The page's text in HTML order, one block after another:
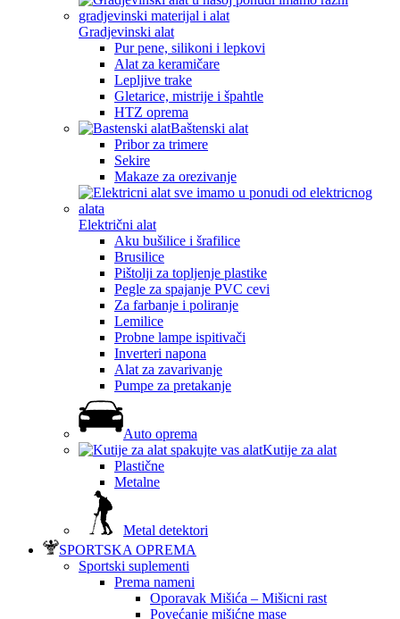
Gradjevinski alat
Pur pene, silikoni i lepkovi
Alat za keramičare
Lepljive trake
Gletarice, mistrije i špahtle
HTZ oprema
Baštenski alat
Pribor za trimere
Sekire
Makaze za orezivanje
Električni alat
Aku bušilice i šrafilice
Brusilice
Pištolji za topljenje plastike
Pegle za spajanje PVC cevi
Za farbanje i poliranje
Lemilice
Probne lampe ispitivači
Inverteri napona
Alat za zavarivanje
Pumpe za pretakanje
Auto oprema
Kutije za alat
Plastične
Metalne
Metal detektori
SPORTSKA OPREMA
Sportski suplementi
Prema nameni
Oporavak Mišića – Mišicni rast
Povećanje mišićne mase